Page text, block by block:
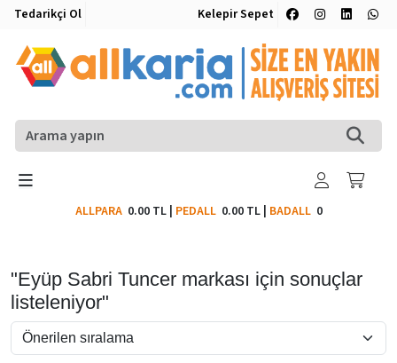
Tedarikçi Ol Kelepir Sepet
ALLPARA 0.00 TL| PEDALL 0.00 TL| BADALL0
"Eyüp Sabri Tuncer markası için sonuçlar
listeleniyor"